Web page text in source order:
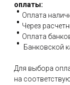
оплаты:
Оплата
Через
Оплата
Банковской
Для выбора
на